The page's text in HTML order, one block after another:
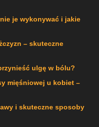
je wykonywać i jakie
– skuteczne
ulgę w bólu?
mięśniowej u kobiet –
i skuteczne sposoby